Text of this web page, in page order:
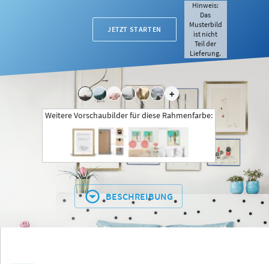
JETZT STARTEN
+
Hinweis:
Das
Musterbild
ist nicht
Teil der
Lieferung.
Weitere Vorschaubilder für diese Rahmenfarbe:
BESCHREIBUNG